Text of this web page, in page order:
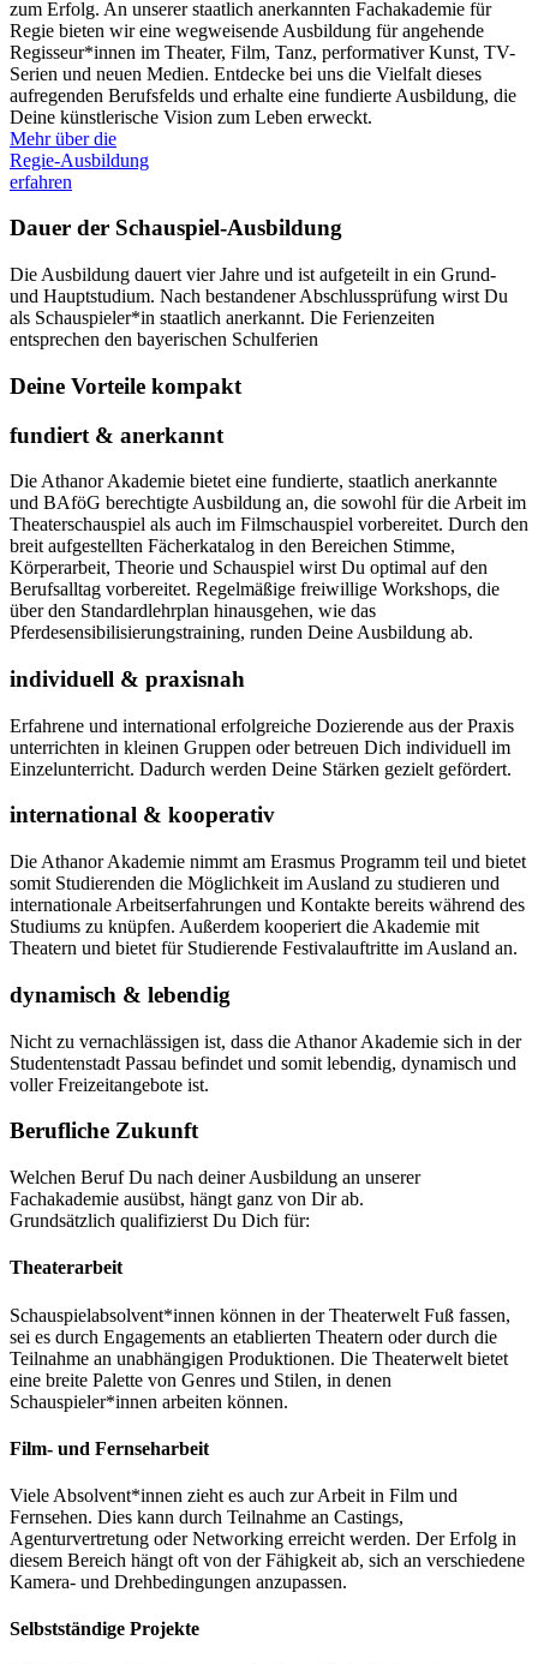
zum Erfolg. An unserer staatlich anerkannten Fachakademie für
Regie bieten wir eine wegweisende Ausbildung für angehende
Regisseur*innen im Theater, Film, Tanz, performativer Kunst, TV-
Serien und neuen Medien. Entdecke bei uns die Vielfalt dieses
aufregenden Berufsfelds und erhalte eine fundierte Ausbildung, die
Deine künstlerische Vision zum Leben erweckt.
Mehr über die
Regie-Ausbildung
erfahren
Dauer der Schauspiel-Ausbildung
Die Ausbildung dauert vier Jahre und ist aufgeteilt in ein Grund-
und Hauptstudium. Nach bestandener Abschlussprüfung wirst Du
als Schauspieler*in staatlich anerkannt. Die Ferienzeiten
entsprechen den bayerischen Schulferien
Deine Vorteile kompakt
fundiert & anerkannt
Die Athanor Akademie bietet eine fundierte, staatlich anerkannte
und BAföG berechtigte Ausbildung an, die sowohl für die Arbeit im
Theaterschauspiel als auch im Filmschauspiel vorbereitet. Durch den
breit aufgestellten Fächerkatalog in den Bereichen Stimme,
Körperarbeit, Theorie und Schauspiel wirst Du optimal auf den
Berufsalltag vorbereitet. Regelmäßige freiwillige Workshops, die
über den Standardlehrplan hinausgehen, wie das
Pferdesensibilisierungstraining, runden Deine Ausbildung ab.
individuell & praxisnah
Erfahrene und international erfolgreiche Dozierende aus der Praxis
unterrichten in kleinen Gruppen oder betreuen Dich individuell im
Einzelunterricht. Dadurch werden Deine Stärken gezielt gefördert.
international & kooperativ
Die Athanor Akademie nimmt am Erasmus Programm teil und bietet
somit Studierenden die Möglichkeit im Ausland zu studieren und
internationale Arbeitserfahrungen und Kontakte bereits während des
Studiums zu knüpfen. Außerdem kooperiert die Akademie mit
Theatern und bietet für Studierende Festivalauftritte im Ausland an.
dynamisch & lebendig
Nicht zu vernachlässigen ist, dass die Athanor Akademie sich in der
Studentenstadt Passau befindet und somit lebendig, dynamisch und
voller Freizeitangebote ist.
Berufliche Zukunft
Welchen Beruf Du nach deiner Ausbildung an unserer
Fachakademie ausübst, hängt ganz von Dir ab.
Grundsätzlich qualifizierst Du Dich für:
Theaterarbeit
Schauspielabsolvent*innen können in der Theaterwelt Fuß fassen,
sei es durch Engagements an etablierten Theatern oder durch die
Teilnahme an unabhängigen Produktionen. Die Theaterwelt bietet
eine breite Palette von Genres und Stilen, in denen
Schauspieler*innen arbeiten können.
Film- und Fernseharbeit
Viele Absolvent*innen zieht es auch zur Arbeit in Film und
Fernsehen. Dies kann durch Teilnahme an Castings,
Agenturvertretung oder Networking erreicht werden. Der Erfolg in
diesem Bereich hängt oft von der Fähigkeit ab, sich an verschiedene
Kamera- und Drehbedingungen anzupassen.
Selbstständige Projekte